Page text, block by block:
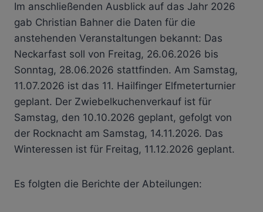
Im anschließenden Ausblick auf das Jahr 2026
gab Christian Bahner die Daten für die
anstehenden Veranstaltungen bekannt: Das
Neckarfast soll von Freitag, 26.06.2026 bis
Sonntag, 28.06.2026 stattfinden. Am Samstag,
11.07.2026 ist das 11. Hailfinger Elfmeterturnier
geplant. Der Zwiebelkuchenverkauf ist für
Samstag, den 10.10.2026 geplant, gefolgt von
der Rocknacht am Samstag, 14.11.2026. Das
Winteressen ist für Freitag, 11.12.2026 geplant.
Es folgten die Berichte der Abteilungen: